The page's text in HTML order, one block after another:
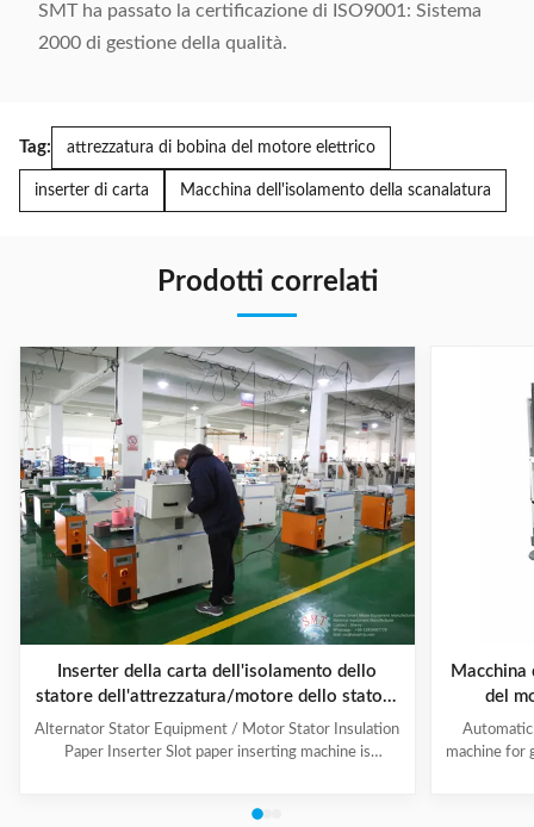
SMT ha passato la certificazione di ISO9001: Sistema
2000 di gestione della qualità.
Tag: attrezzatura di bobina del motore elettrico
inserter di carta Macchina dell'isolamento della scanalatura
Prodotti correlati
Inserter della carta dell'isolamento dello
statore dell'attrezzatura/motore dello statore
dell'alternatore di alta efficienza
Alternator Stator Equipment / Motor Stator Insulation
Paper Inserter Slot paper inserting machine is
as paper feeding, forming, folding, inserting and stator
Macchina
del
machine for